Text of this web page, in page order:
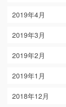
2019年4月
2019年3月
2019年2月
2019年1月
2018年12月